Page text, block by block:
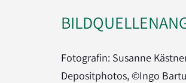
Fotografin: Susanne
Depositphotos, ©Ingo